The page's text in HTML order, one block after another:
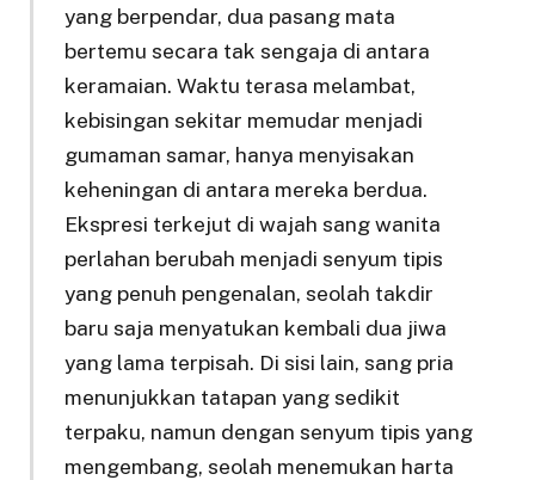
yang berpendar, dua pasang mata
bertemu secara tak sengaja di antara
keramaian. Waktu terasa melambat,
kebisingan sekitar memudar menjadi
gumaman samar, hanya menyisakan
keheningan di antara mereka berdua.
Ekspresi terkejut di wajah sang wanita
perlahan berubah menjadi senyum tipis
yang penuh pengenalan, seolah takdir
baru saja menyatukan kembali dua jiwa
yang lama terpisah. Di sisi lain, sang pria
menunjukkan tatapan yang sedikit
terpaku, namun dengan senyum tipis yang
mengembang, seolah menemukan harta